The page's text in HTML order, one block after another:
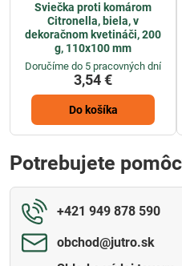
Sviečka proti komárom
Citronella, biela, v
dekoračnom kvetináči, 200
g, 110x100 mm
Doručíme do 5 pracovných dní
3,54 €
Do košíka
Potrebujete
+421 949 878 590
obchod​@jutro​.sk